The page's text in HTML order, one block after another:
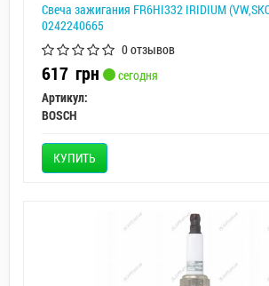
Свеча зажигания FR6HI332 IRIDIUM
0242240665
0 отзывов
617 грн
сегодня
Артикул:
BOSCH
КУПИТЬ